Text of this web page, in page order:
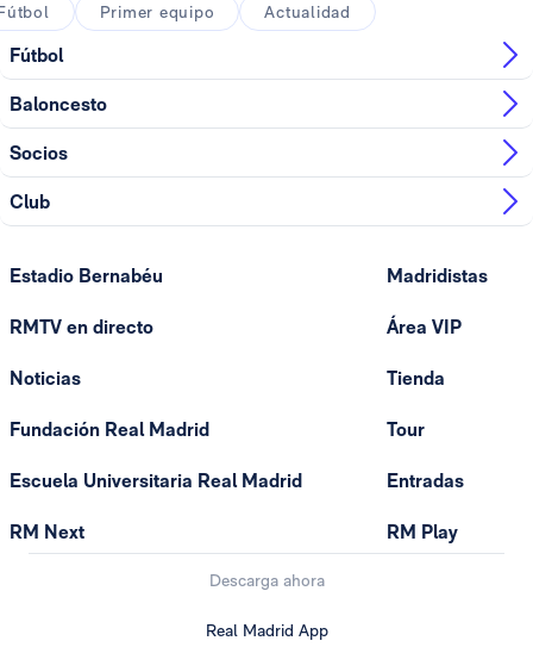
Primer equipo Actualidad
Fútbol
Baloncesto
Socios
Club
Estadio Bernabéu
RMTV en directo
Noticias
Fundación Real Madrid
Escuela Universitaria Real Madrid
RM Next
Madridistas
Área VIP
Tienda
Tour
Entradas
RM Play
Descarga ahora
Real Madrid App